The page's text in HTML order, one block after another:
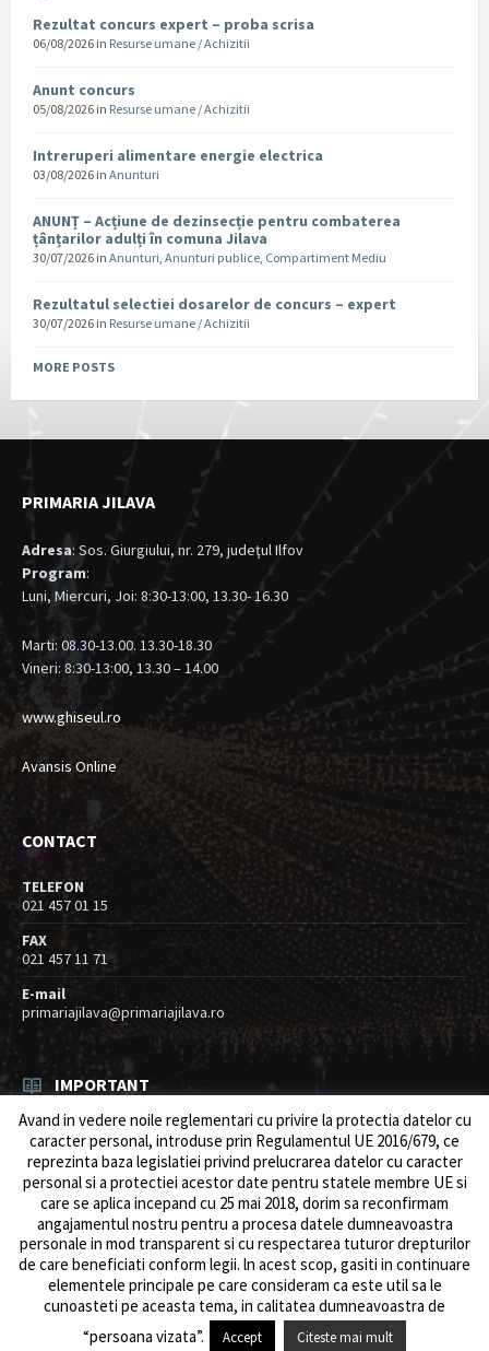
Rezultat concurs expert – proba scrisa
06/08/2026 in Resurse umane / Achizitii
Anunt concurs
05/08/2026 in Resurse umane / Achizitii
Intreruperi alimentare energie electrica
03/08/2026 in Anunturi
ANUNȚ – Acțiune de dezinsecție pentru combaterea
țânțarilor adulți în comuna Jilava
30/07/2026 in Anunturi, Anunturi publice, Compartiment Mediu
Rezultatul selectiei dosarelor de concurs – expert
30/07/2026 in Resurse umane / Achizitii
MORE POSTS
PRIMARIA JILAVA
Adresa: Sos. Giurgiului, nr. 279, judeţul Ilfov
Program:
Luni, Miercuri, Joi: 8:30-13:00, 13.30- 16.30
Marti: 08.30-13.00. 13.30-18.30
Vineri: 8:30-13:00, 13.30 – 14.00
www.ghiseul.ro
Avansis Online
CONTACT
TELEFON
021 457 01 15
FAX
021 457 11 71
E-mail
primariajilava@primariajilava.ro
IMPORTANT
Rezultat concurs expert – proba scrisa
06/08/2026 inResurse umane / Achizitii
Anunt concurs
05/08/2026 Resurse umane / Achizitii
© 2026 Primăria Comunei Jilava. Dev byows.ro
Avand in vedere noile reglementari cu privire la protectia datelor cu
caracter personal, introduse prin Regulamentul UE 2016/679, ce
reprezinta baza legislatiei privind prelucrarea datelor cu caracter
personal si a protectiei acestor date pentru statele membre UE si
care se aplica incepand cu 25 mai 2018, dorim sa reconfirmam
angajamentul nostru pentru a procesa datele dumneavoastra
personale in mod transparent si cu respectarea tuturor drepturilor
de care beneficiati conform legii. ln acest scop, gasiti in continuare
elementele principale pe care consideram ca este util sa le
cunoasteti pe aceasta tema, in calitatea dumneavoastra de
“persoana vizata”.
Accept Citeste mai mult